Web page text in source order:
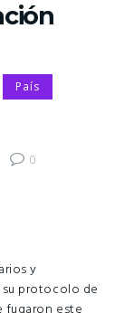
País
0
y
protocolo de